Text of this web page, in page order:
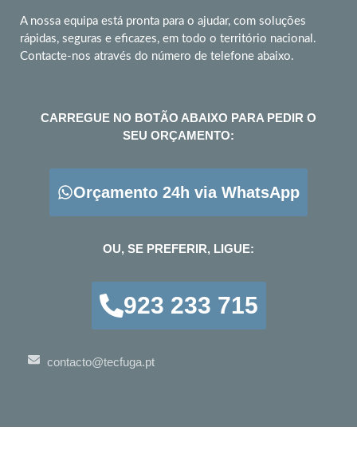
A nossa equipa está pronta para o ajudar, com soluções
rápidas, seguras e eficazes, em todo o território nacional.
Contacte-nos através do número de telefone abaixo.
CARREGUE NO BOTÃO ABAIXO PARA PEDIR O
SEU ORÇAMENTO:
Orçamento 24h via WhatsApp
OU, SE PREFERIR, LIGUE:
923 233 715
contacto@tecfuga.pt